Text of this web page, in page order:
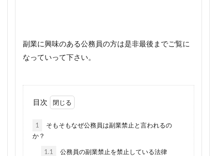
副業に興味のある公務員の方は是非最後までご覧に
なっていって下さい。
目次
1
そもそもなぜ公務員は副業禁止と言われるの
か？
1.1 公務員の副業禁止を禁止している法律